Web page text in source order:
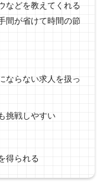
などを教えてくれる
間が省けて時間の節
ならない求人を扱っ
挑戦しやすい
得られる